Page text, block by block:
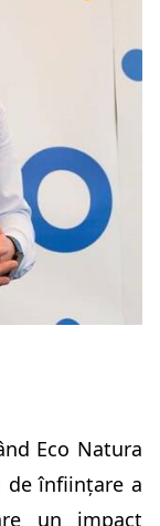
Eco Natura
de înființare a
un impact